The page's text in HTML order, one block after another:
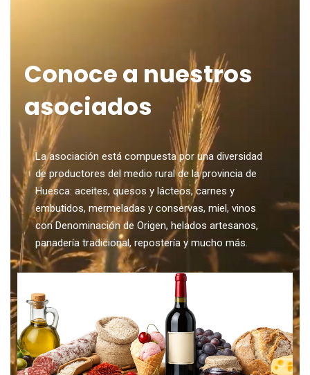
Conoce a nuestros
asociados
La asociación está compuesta por una diversidad
de productores del medio rural de la provincia de
Huesca: aceites, quesos y lácteos, carnes y
embutidos, mermeladas y conservas, miel, vinos
con Denominación de Origen, helados artesanos,
panadería tradicional, repostería y mucho más.